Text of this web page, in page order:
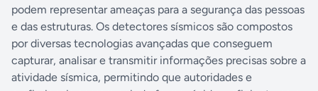
podem representar ameaças para a segurança das pessoas
e das estruturas. Os detectores sísmicos são compostos
por diversas tecnologias avançadas que conseguem
capturar, analisar e transmitir informações precisas sobre a
atividade sísmica, permitindo que autoridades e